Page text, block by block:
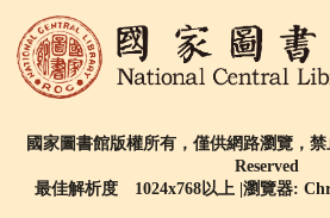
國家圖書館版權所有，僅供網路瀏覽，
Reserved
最佳解析度 1024x768以上 |瀏覽器: